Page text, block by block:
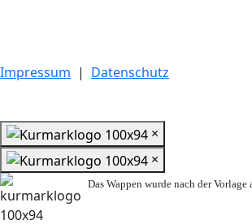
Impressum | Datenschutz
×
×
Das Wappen wurde nach der